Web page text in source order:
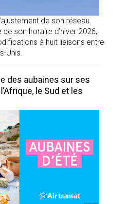
de son réseau
son horaire d’hiver 2026,
à huit liaisons entre
Unis.
des aubaines sur ses
le Sud et les